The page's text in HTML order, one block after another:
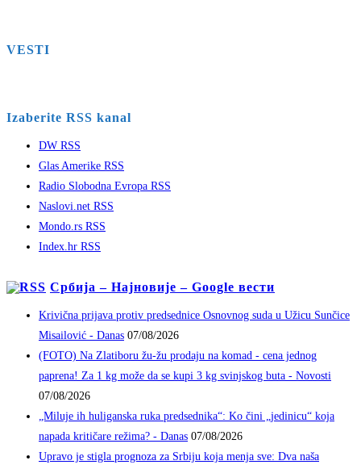
VESTI
Izaberite RSS kanal
DW RSS
Glas Amerike RSS
Radio Slobodna Evropa RSS
Naslovi.net RSS
Mondo.rs RSS
Index.hr RSS
Србија – Најновије – Google вести
Krivična prijava protiv predsednice Osnovnog suda u Užicu Sunčice
Misailović - Danas 07/08/2026
(FOTO) Na Zlatiboru žu-žu prodaju na komad - cena jednog
paprena! Za 1 kg može da se kupi 3 kg svinjskog buta - Novosti
07/08/2026
„Miluje ih huliganska ruka predsednika“: Ko čini „jedinicu“ koja
napada kritičare režima? - Danas 07/08/2026
Upravo je stigla prognoza za Srbiju koja menja sve: Dva naša